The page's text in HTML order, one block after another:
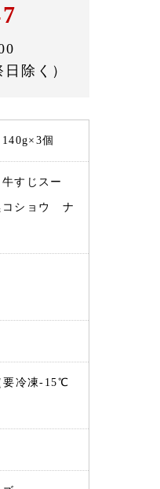
除く）
個
すじスー
ショウ ナ
要冷凍-15℃